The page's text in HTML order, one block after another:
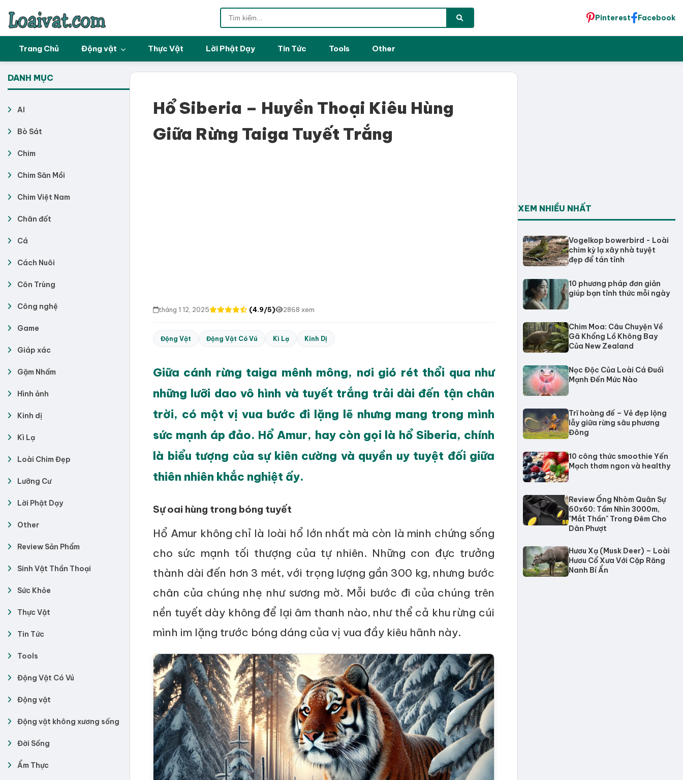
Pinterest Facebook
Trang Chủ Động vật Thực Vật Lời Phật Dạy Tin Tức Tools Other
DANH MỤC
AI
Bò Sát
Chim
Chim Săn Mồi
Chim Việt Nam
Chân đốt
Cá
Cách Nuôi
Côn Trùng
Công nghệ
Game
Giáp xác
Gặm Nhấm
Hình ảnh
Kinh dị
Kì Lạ
Loài Chim Đẹp
Lưỡng Cư
Lời Phật Dạy
Other
Review Sản Phẩm
Sinh Vật Thần Thoại
Sức Khỏe
Thực Vật
Tin Tức
Tools
Động Vật Có Vú
Động vật
Động vật không xương sống
Đời Sống
Ẩm Thực
Hổ Siberia – Huyền Thoại Kiêu Hùng
Giữa Rừng Taiga Tuyết Trắng
tháng 1 12, 2025 (4.9/5) 2868 xem
Động Vật Động Vật Có Vú Kì Lạ Kinh Dị
Giữa cánh rừng taiga mênh mông, nơi gió rét thổi qua như
những lưỡi dao vô hình và tuyết trắng trải dài đến tận chân
trời, có một vị vua bước đi lặng lẽ nhưng mang trong mình
sức mạnh áp đảo. Hổ Amur, hay còn gọi là hổ Siberia, chính
là biểu tượng của sự kiên cường và quyền uy tuyệt đối giữa
thiên nhiên khắc nghiệt ấy.
Sự oai hùng trong bóng tuyết
Hổ Amur không chỉ là loài hổ lớn nhất mà còn là minh chứng sống
cho sức mạnh tối thượng của tự nhiên. Những con đực trưởng
thành dài đến hơn 3 mét, với trọng lượng gần 300 kg, nhưng bước
chân của chúng nhẹ như sương mờ. Mỗi bước đi của chúng trên
nền tuyết dày không để lại âm thanh nào, như thể cả khu rừng cúi
mình im lặng trước bóng dáng của vị vua đầy kiêu hãnh này.
XEM NHIỀU NHẤT
Vogelkop bowerbird - Loài
chim kỳ lạ xây nhà tuyệt
đẹp để tán tỉnh
10 phương pháp đơn giản
giúp bạn tỉnh thức mỗi ngày
Chim Moa: Câu Chuyện Về
Gã Khổng Lồ Không Bay
Của New Zealand
Nọc Độc Của Loài Cá Đuối
Mạnh Đến Mức Nào
Trĩ hoàng đế – Vẻ đẹp lộng
lẫy giữa rừng sâu phương
Đông
10 công thức smoothie Yến
Mạch thơm ngon và healthy
Review Ống Nhòm Quân Sự
60x60: Tầm Nhìn 3000m,
"Mắt Thần" Trong Đêm Cho
Dân Phượt
Hươu Xạ (Musk Deer) – Loài
Hươu Cổ Xưa Với Cặp Răng
Nanh Bí Ẩn